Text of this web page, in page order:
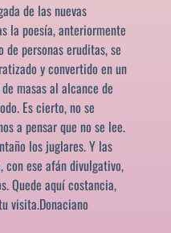
de las nuevas
la poesía, anteriormente
de personas eruditas, se
y convertido en un
masas al alcance de
Es cierto, no se
a pensar que no se lee.
los juglares. Y las
con ese afán divulgativo,
Quede aquí costancia,
visita.Donaciano